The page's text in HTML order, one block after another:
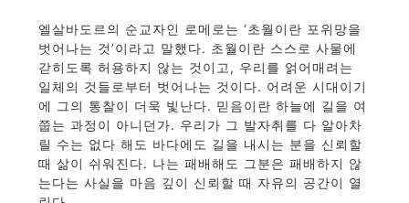
엘살바도르의 순교자인 로메로는 ‘초월이란 포위망을
벗어나는 것’이라고 말했다. 초월이란 스스로 사물에
갇히도록 허용하지 않는 것이고, 우리를 얽어매려는
일체의 것들로부터 벗어나는 것이다. 어려운 시대이기
에 그의 통찰이 더욱 빛난다. 믿음이란 하늘에 길을 여
쭙는 과정이 아니던가. 우리가 그 발자취를 다 알아차
릴 수는 없다 해도 바다에도 길을 내시는 분을 신뢰할
때 삶이 쉬워진다. 나는 패배해도 그분은 패배하지 않
는다는 사실을 마음 깊이 신뢰할 때 자유의 공간이 열